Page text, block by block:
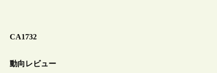
CA1732
動向レビュー